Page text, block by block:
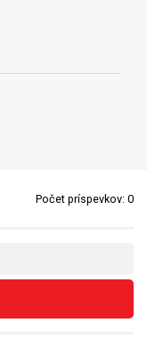
Počet príspevkov: 0